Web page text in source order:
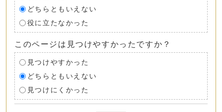
どちらともいえない
役に立たなかった
このページは見つけやすかったですか？
見つけやすかった
どちらともいえない
見つけにくかった